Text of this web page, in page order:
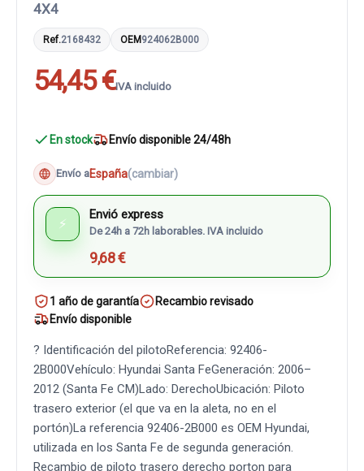
4X4
Ref.2168432 OEM924062B000
54,45 €IVA incluido
En stock Envío disponible 24/48h
Envío aEspaña(cambiar)
⚡
Envió express
De 24h a 72h laborables. IVA incluido
9,68 €
1 año de garantía
Recambio revisado
Envío disponible
? Identificación del pilotoReferencia: 92406-
2B000Vehículo: Hyundai Santa FeGeneración: 2006–
2012 (Santa Fe CM)Lado: DerechoUbicación: Piloto
trasero exterior (el que va en la aleta, no en el
portón)La referencia 92406-2B000 es OEM Hyundai,
utilizada en los Santa Fe de segunda generación.
Recambio de piloto trasero derecho porton para